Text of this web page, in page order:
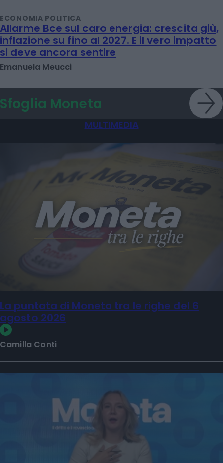
ECONOMIA POLITICA
Allarme Bce sul caro energia: crescita giù,
inflazione su fino al 2027. E il vero impatto
si deve ancora sentire
Emanuela Meucci
Sfoglia Moneta
MULTIMEDIA
La puntata di Moneta tra le righe del 6
agosto 2026
Camilla Conti